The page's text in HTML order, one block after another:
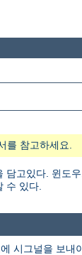
를 참고하세요.
고있다. 윈도
수 있다.
시그널을 보내